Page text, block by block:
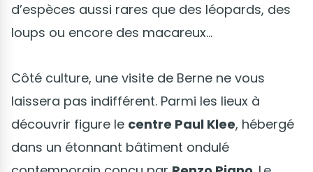
d’espèces aussi rares que des léopards, des
loups ou encore des macareux…
Côté culture, une visite de Berne ne vous
laissera pas indifférent. Parmi les lieux à
découvrir figure le centre Paul Klee, hébergé
dans un étonnant bâtiment ondulé